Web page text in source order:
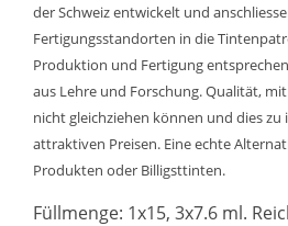
der Schweiz entwickelt und
Fertigungsstandorten in die
Produktion und Fertigung
aus Lehre und Forschung. Qualität,
nicht gleichziehen können und dies zu
attraktiven Preisen. Eine echte
Produkten oder Billigsttinten.
Füllmenge: 1x15, 3x7.6 ml.